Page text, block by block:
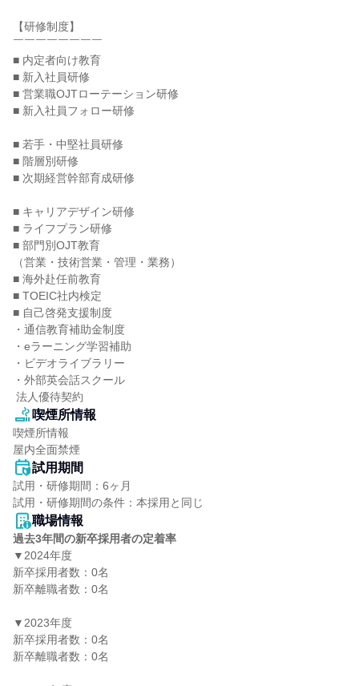
【研修制度】
￣￣￣￣￣￣￣￣
■ 内定者向け教育
■ 新入社員研修
■ 営業職OJTローテーション研修
■ 新入社員フォロー研修
■ 若手・中堅社員研修
■ 階層別研修
■ 次期経営幹部育成研修
■ キャリアデザイン研修
■ ライフプラン研修
■ 部門別OJT教育
（営業・技術営業・管理・業務）
■ 海外赴任前教育
■ TOEIC社内検定
■ 自己啓発支援制度
・通信教育補助金制度
・eラーニング学習補助
・ビデオライブラリー
・外部英会話スクール
法人優待契約
喫煙所情報
喫煙所情報
屋内全面禁煙
試用期間
試用・研修期間：6ヶ月
職場情報
過去3年間の新卒採用者の定着率
▼2024年度
新卒採用者数：0名
新卒離職者数：0名
▼2023年度
新卒採用者数：0名
新卒離職者数：0名